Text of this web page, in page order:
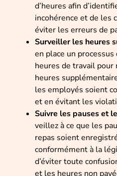
d’heures afin
incohérence et de les
éviter les erreurs de
Surveiller les heures
en place un
heures de travail
heures
les employés soient
et en évitant les
Suivre les pauses et
veillez à ce que les
repas soient
conformément à la
d’éviter toute
et les heures non